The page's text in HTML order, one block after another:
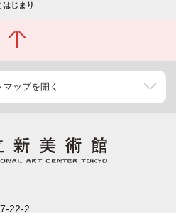
じまり
マップを開く
22-2